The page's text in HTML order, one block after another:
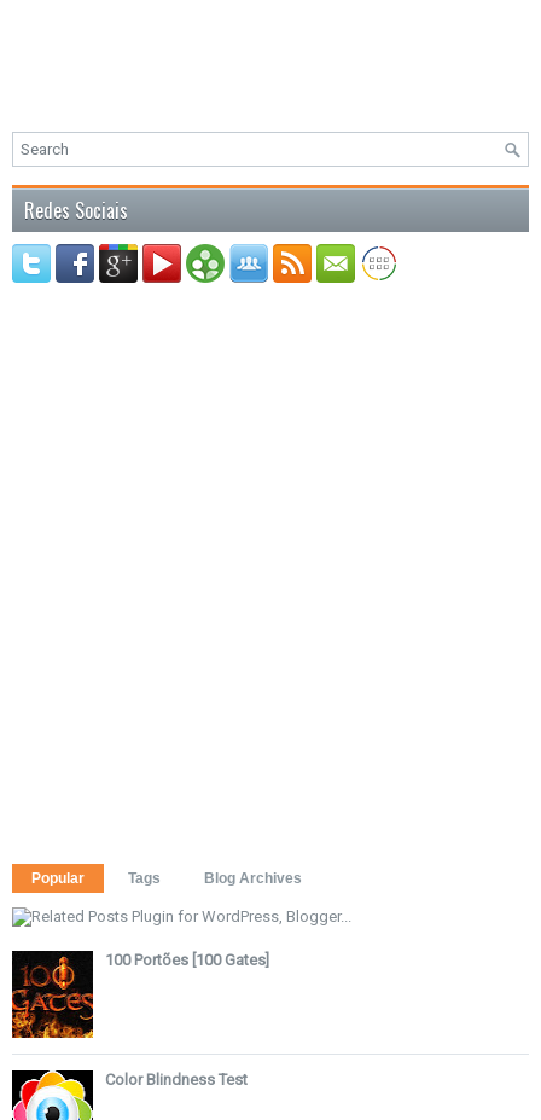
Redes Sociais
Popular Tags Blog Archives
100 Portões [100 Gates]
Color Blindness Test